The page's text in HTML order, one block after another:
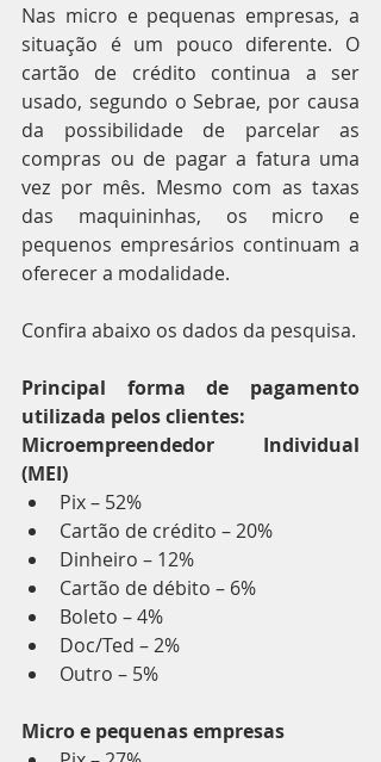
Nas micro e pequenas empresas, a
situação é um pouco diferente. O
cartão de crédito continua a ser
usado, segundo o Sebrae, por causa
da possibilidade de parcelar as
compras ou de pagar a fatura uma
vez por mês. Mesmo com as taxas
das maquininhas, os micro e
pequenos empresários continuam a
oferecer a modalidade.
Confira abaixo os dados da pesquisa.
Principal forma de pagamento
utilizada pelos clientes:
Microempreendedor Individual
(MEI)
Pix – 52%
Cartão de crédito – 20%
Dinheiro – 12%
Cartão de débito – 6%
Boleto – 4%
Doc/Ted – 2%
Outro – 5%
Micro e pequenas empresas